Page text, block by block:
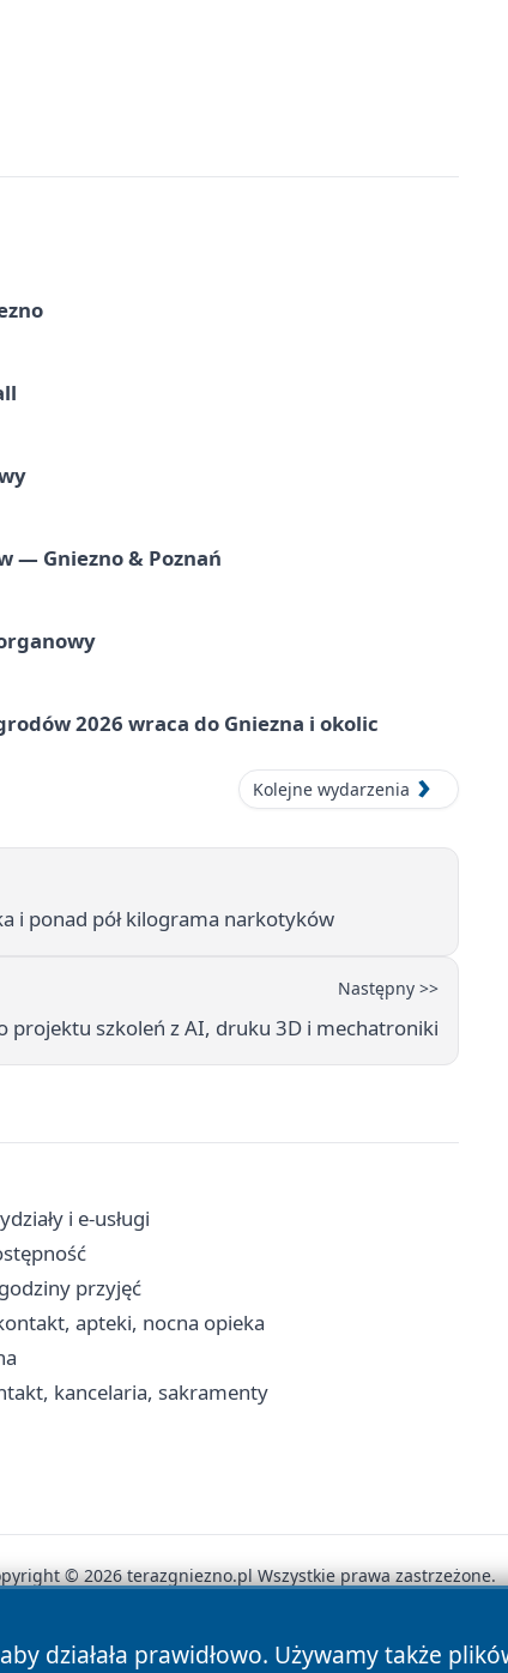
— Gniezno & Poznań
2026 wraca do Gniezna i okolic
Kolejne wydarzenia
i ponad pół kilograma narkotyków
Następny >>
projektu szkoleń z AI, druku 3D i mechatroniki
i e-usługi
przyjęć
apteki, nocna opieka
kancelaria, sakramenty
działała prawidłowo. Używamy także
© 2026 terazgniezno.pl Wszystkie prawa zastrzeżone.
Autorzy Polityka Prywatności Polityka